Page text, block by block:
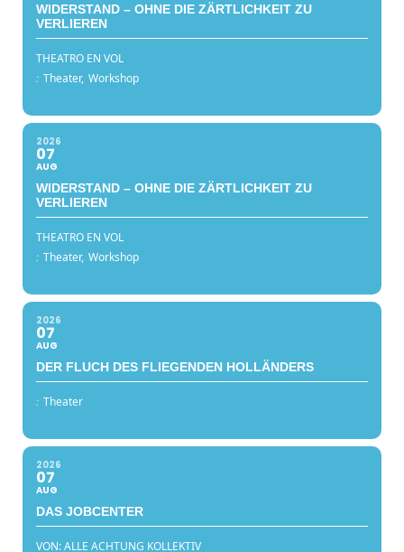
WIDERSTAND – OHNE DIE ZÄRTLICHKEIT ZU
VERLIEREN
THEATRO EN VOL
: Theater, Workshop
2026
07
AUG
WIDERSTAND – OHNE DIE ZÄRTLICHKEIT ZU
VERLIEREN
THEATRO EN VOL
: Theater, Workshop
2026
07
AUG
DER FLUCH DES FLIEGENDEN HOLLÄNDERS
: Theater
2026
07
AUG
DAS JOBCENTER
VON: ALLE ACHTUNG KOLLEKTIV